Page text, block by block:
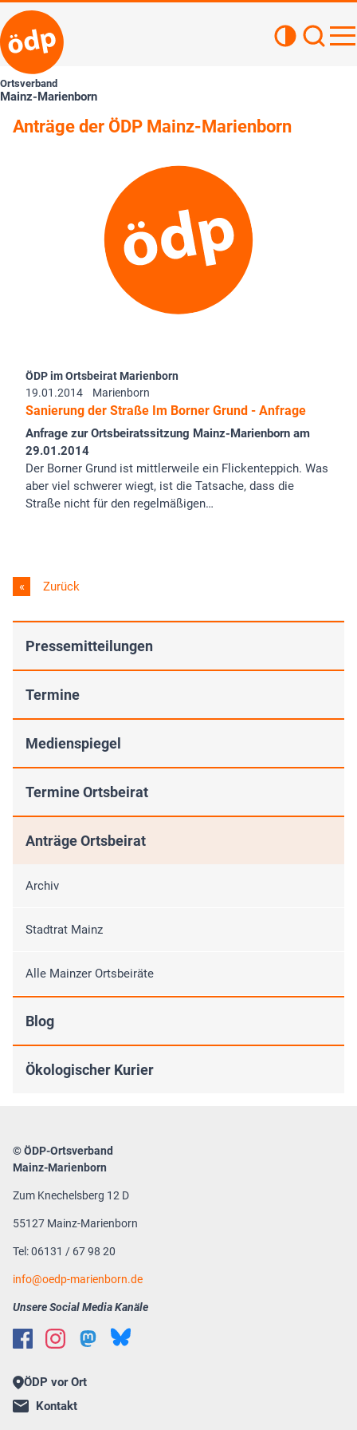
Ortsverband
Mainz-Marienborn
Anträge der ÖDP Mainz-Marienborn
ÖDP im Ortsbeirat Marienborn
19.01.2014
Marienborn
Sanierung der Straße Im Borner Grund - Anfrage
Anfrage zur Ortsbeiratssitzung Mainz-Marienborn am
29.01.2014
Der Borner Grund ist mittlerweile ein Flickenteppich. Was
aber viel schwerer wiegt, ist die Tatsache, dass die
Straße nicht für den regelmäßigen…
Zurück
Pressemitteilungen
Termine
Medienspiegel
Termine Ortsbeirat
Anträge Ortsbeirat
Archiv
Stadtrat Mainz
Alle Mainzer Ortsbeiräte
Blog
Ökologischer Kurier
© ÖDP-Ortsverband
Mainz-Marienborn
Zum Knechelsberg 12 D
55127 Mainz-Marienborn
Tel: 06131 / 67 98 20
info@oedp-marienborn.de
Unsere Social Media Kanäle
ÖDP vor Ort
Kontakt